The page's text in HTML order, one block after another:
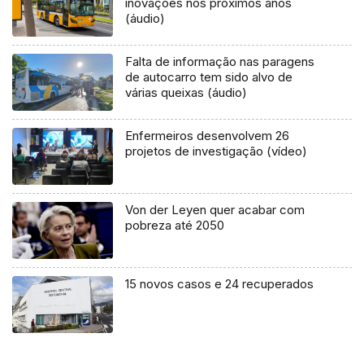
(áudio)
Falta de informação nas paragens
de autocarro tem sido alvo de
várias queixas (áudio)
Enfermeiros desenvolvem 26
projetos de investigação (vídeo)
Von der Leyen quer acabar com
pobreza até 2050
15 novos casos e 24 recuperados